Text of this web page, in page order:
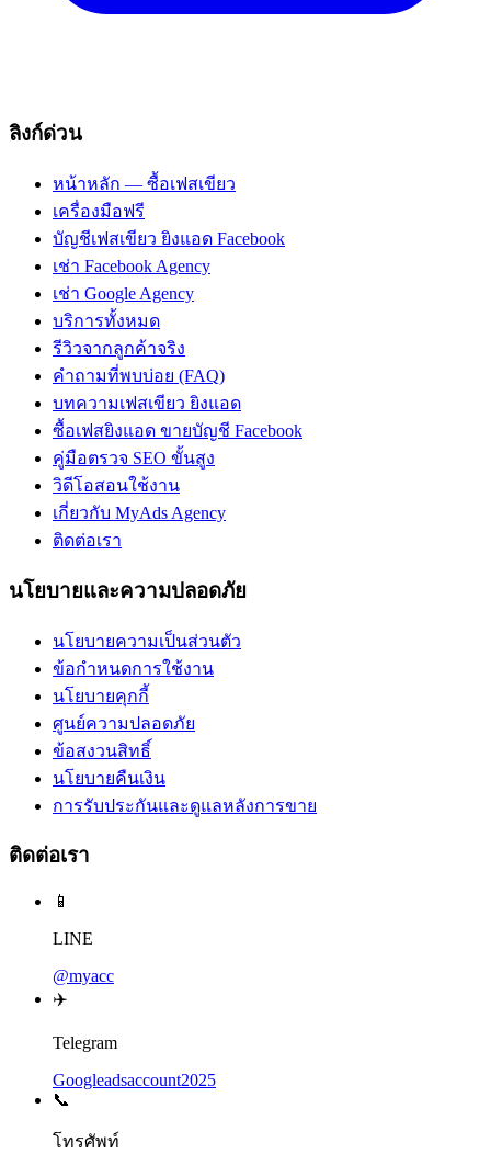
ลิงก์ด่วน
หน้าหลัก — ซื้อเฟสเขียว
เครื่องมือฟรี
บัญชีเฟสเขียว ยิงแอด Facebook
เช่า Facebook Agency
เช่า Google Agency
บริการทั้งหมด
รีวิวจากลูกค้าจริง
คำถามที่พบบ่อย (FAQ)
บทความเฟสเขียว ยิงแอด
ซื้อเฟสยิงแอด ขายบัญชี Facebook
คู่มือตรวจ SEO ขั้นสูง
วิดีโอสอนใช้งาน
เกี่ยวกับ MyAds Agency
ติดต่อเรา
นโยบายและความปลอดภัย
นโยบายความเป็นส่วนตัว
ข้อกำหนดการใช้งาน
นโยบายคุกกี้
ศูนย์ความปลอดภัย
ข้อสงวนสิทธิ์
นโยบายคืนเงิน
การรับประกันและดูแลหลังการขาย
ติดต่อเรา
📱
LINE
@myacc
✈️
Telegram
Googleadsaccount2025
📞
โทรศัพท์